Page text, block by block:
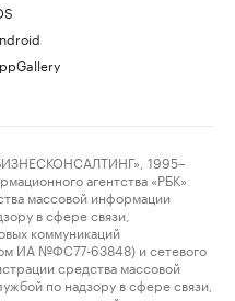
1995–
агентства «РБК»
массовой информации
в сфере связи,
коммуникаций
ИА №ФС77-63848) и сетевого
средства массовой
по надзору в сфере связи,